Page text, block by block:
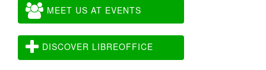
MEET US AT EVENTS
DISCOVER LIBREOFFICE